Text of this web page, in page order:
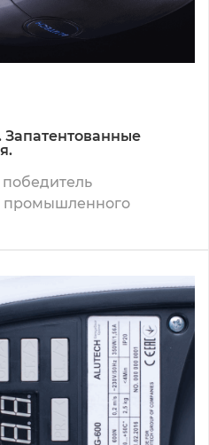
промышленного